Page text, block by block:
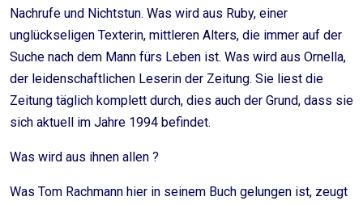
Nachrufe und Nichtstun. Was wird aus Ruby, einer
unglückseligen Texterin, mittleren Alters, die immer auf der
Suche nach dem Mann fürs Leben ist. Was wird aus Ornella,
der leidenschaftlichen Leserin der Zeitung. Sie liest die
Zeitung täglich komplett durch, dies auch der Grund, dass sie
sich aktuell im Jahre 1994 befindet.
Was wird aus ihnen allen ?
Was Tom Rachmann hier in seinem Buch gelungen ist, zeugt